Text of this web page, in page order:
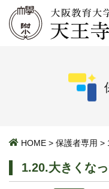
HOME > 保護者専用 >
1.20.大きくな